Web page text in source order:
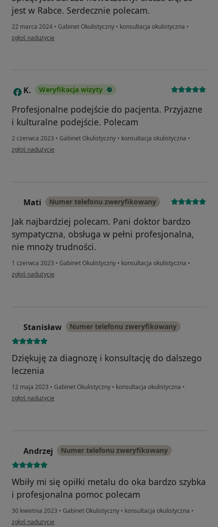
jest w Rabce. Serdecznie polecam.
22 marca 2024 • Gabinet Okulistyczny • konsultacja okulistyczna •
w opinii użytkownika Iza
zgłoś nadużycie
K K. Weryfikacja wizyty
Profesjonalne podejście do pacjenta. Przyjazne
i kulturalne podejście. Polecam
2 czerwca 2023 • Gabinet Okulistyczny • konsultacja okulistyczna •
w opinii użytkownika K.
zgłoś nadużycie
Mati Numer telefonu zweryfikowany
Jak najbardziej polecam. Pani doktor bardzo
sympatyczna, obsługa w pełni profesjonalna,
nie mnoży trudności.
1 czerwca 2023 • Gabinet Okulistyczny • konsultacja okulistyczna •
w opinii użytkownika Mati
zgłoś nadużycie
Stanisław Numer telefonu zweryfikowany
Dziękuję za diagnozę i konsultację do dalszego
leczenia
12 maja 2023 • Gabinet Okulistyczny • konsultacja okulistyczna •
w opinii użytkownika Stanisław
zgłoś nadużycie
Andrzej Numer telefonu zweryfikowany
Wbiły mi się opiłki metalu do oka bardzo szybka
i profesjonalna pomoc polecam
30 kwietnia 2023 • Gabinet Okulistyczny • konsultacja okulistyczna •
w opinii użytkownika Andrzej
zgłoś nadużycie